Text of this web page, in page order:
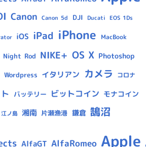
Canon Canon 5d DJI Ducati EOS 1Ds
iOS iPad iPhone MacBook
Night Rod NIKE+ OS X Photoshop
Wordpress イタリアン カメラ コロナ
バッテリー ビットコイン モナコイン
江ノ島 湘南 片瀬漁港 鎌倉 鵠沼
AlfaGT AlfaRomeo Apple